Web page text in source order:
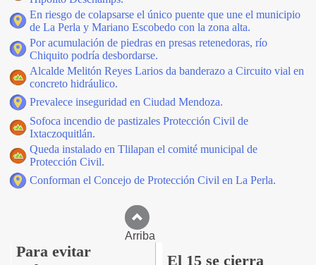
En riesgo de colapsarse el único puente que une el municipio
de La Perla y Mariano Escobedo con la zona alta.
Por acumulación de piedras en presas retenedoras, río
Chiquito podría desbordarse.
Alcalde Melitón Reyes Larios da banderazo a Circuito vial en
concreto hidráulico.
Prevalece inseguridad en Ciudad Mendoza.
Sofoca incendio de pastizales Protección Civil de
Ixtaczoquitlán.
Queda instalado en Tlilapan el comité municipal de
Protección Civil.
Conforman el Concejo de Protección Civil en La Perla.
Arriba
Para evitar
El 15 se cierra